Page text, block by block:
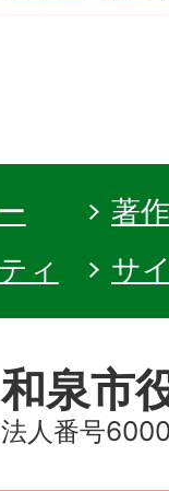
著
ィ
サ
和泉市
法人番号